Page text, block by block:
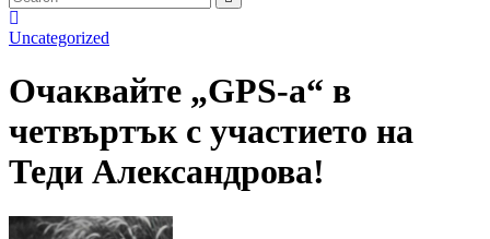
Uncategorized
Очаквайте „GPS-a“ в
четвъртък с участието на
Теди Александрова!